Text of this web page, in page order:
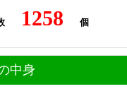
1258 個
中身